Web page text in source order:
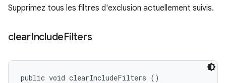
Supprimez tous les filtres d'exclusion actuellement suivis.
clearIncludeFilters
public void clearIncludeFilters ()